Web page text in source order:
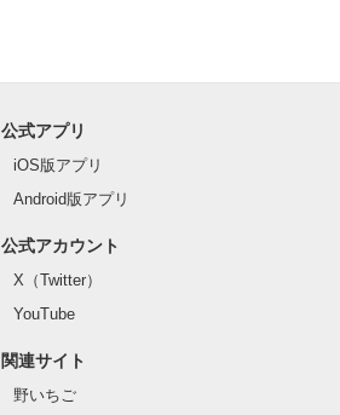
公式アプリ
iOS版アプリ
Android版アプリ
公式アカウント
X（Twitter）
YouTube
関連サイト
野いちご